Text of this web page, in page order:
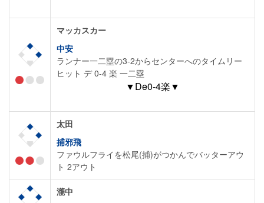
マッカスカー
中安
ランナー一二塁の3-2からセンターへのタイムリー
ヒット デ 0-4 楽 一二塁
▼De0-4楽▼
太田
捕邪飛
ファウルフライを松尾(捕)がつかんでバッターアウ
ト 2アウト
瀧中